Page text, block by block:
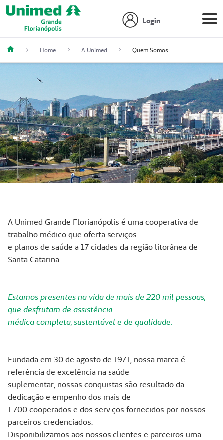
Login
Home A Unimed Quem Somos
A Unimed Grande Florianópolis é uma cooperativa de
trabalho médico que oferta serviços
e planos de saúde a 17 cidades da região litorânea de
Santa Catarina.
Estamos presentes na vida de mais de 220 mil pessoas,
que desfrutam de assistência
médica completa, sustentável e de qualidade.
Fundada em 30 de agosto de 1971, nossa marca é
referência de excelência na saúde
suplementar, nossas conquistas são resultado da
dedicação e empenho dos mais de
1.700 cooperados e dos serviços fornecidos por nossos
parceiros credenciados.
Disponibilizamos aos nossos clientes e parceiros uma